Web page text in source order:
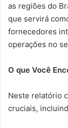
as regiões do
que servirá
fornecedores
operações no
O que Você
Neste relatório
cruciais,